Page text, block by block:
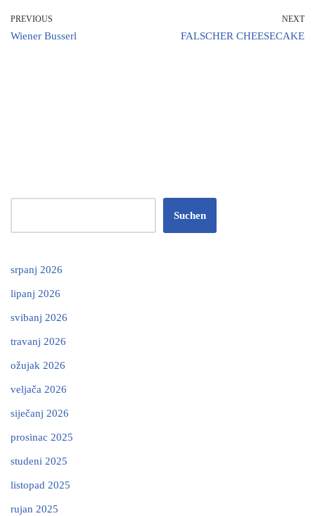
PREVIOUS
Wiener Busserl
NEXT
FALSCHER CHEESECAKE
Suchen
srpanj 2026
lipanj 2026
svibanj 2026
travanj 2026
ožujak 2026
veljača 2026
siječanj 2026
prosinac 2025
studeni 2025
listopad 2025
rujan 2025